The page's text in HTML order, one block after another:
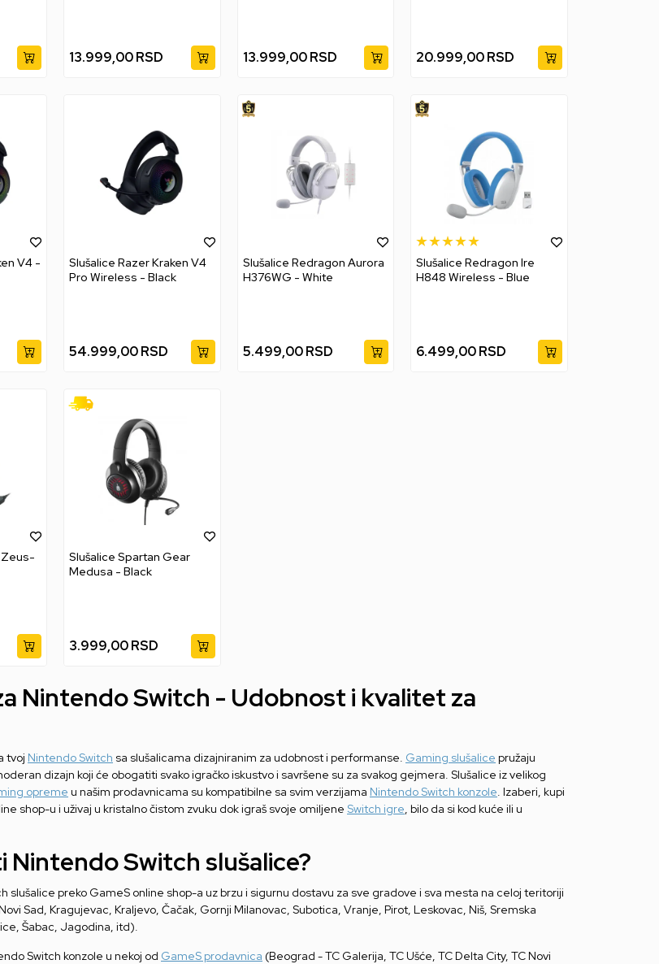
13.999,00 RSD 13.999,00 RSD 20.999,00RSD
V4 -
Slušalice Razer Kraken V4
Pro Wireless - Black
54.999,00 RSD
Slušalice Redragon Aurora
H376WG - White
5.499,00 RSD
Slušalice Redragon Ire
H848 Wireless - Blue
6.499,00RSD
Zeus-
Slušalice Spartan Gear
Medusa - Black
3.999,00 RSD
Nintendo Switch - Udobnost i kvalitet za
tvoj Nintendo Switch sa slušalicama dizajniranim za udobnost i performanse. Gaming slušalice pružaju
dizajn koji će obogatiti svako igračko iskustvo i savršene su za svakog gejmera. Slušalice iz velikog
opreme u našim prodavnicama su kompatibilne sa svim verzijama Nintendo Switch konzole. Izaberi, kupi
shop-u i uživaj u kristalno čistom zvuku dok igraš svoje omiljene Switch igre, bilo da si kod kuće ili u
Nintendo Switch slušalice?
slušalice preko GameS online shop-a uz brzu i sigurnu dostavu za sve gradove i sva mesta na celoj teritoriji
Sad, Kragujevac, Kraljevo, Čačak, Gornji Milanovac, Subotica, Vranje, Pirot, Leskovac, Niš, Sremska
Šabac, Jagodina, itd).
Switch konzole u nekoj od GameS prodavnica (Beograd - TC Galerija, TC Ušće, TC Delta City, TC Novi